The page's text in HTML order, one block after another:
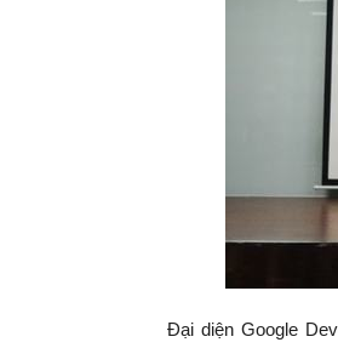
Đại diện Google